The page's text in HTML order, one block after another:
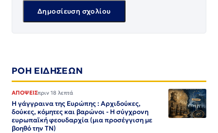
ΡΟΗ ΕΙΔΗΣΕΩΝ
ΑΠΟΨΕΙΣπριν 18 λεπτά
Η γάγγραινα της Ευρώπης : Αρχιδούκες,
δούκες, κόμητες και βαρώνοι - Η σύγχρονη
ευρωπαϊκή φεουδαρχία (μια προσέγγιση με
βοηθό την ΤΝ)